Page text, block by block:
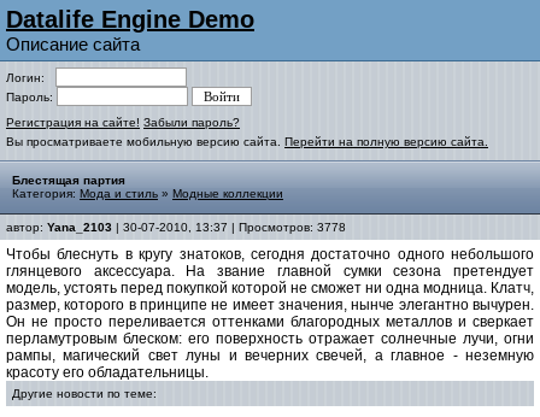
Datalife Engine Demo
Описание сайта
Логин:
Пароль:
Регистрация на сайте! Забыли пароль?
Вы просматриваете мобильную версию сайта. Перейти на полную версию сайта.
Блестящая партия
Категория: Мода и стиль » Модные коллекции
автор: Yana_2103 | 30-07-2010, 13:37 | Просмотров: 3778
Чтобы блеснуть в кругу знатоков, сегодня достаточно одного небольшого
глянцевого аксессуара. На звание главной сумки сезона претендует
модель, устоять перед покупкой которой не сможет ни одна модница. Клатч,
размер, которого в принципе не имеет значения, нынче элегантно вычурен.
Он не просто переливается оттенками благородных металлов и сверкает
перламутровым блеском: его поверхность отражает солнечные лучи, огни
рампы, магический свет луны и вечерних свечей, а главное - неземную
красоту его обладательницы.
Другие новости по теме: